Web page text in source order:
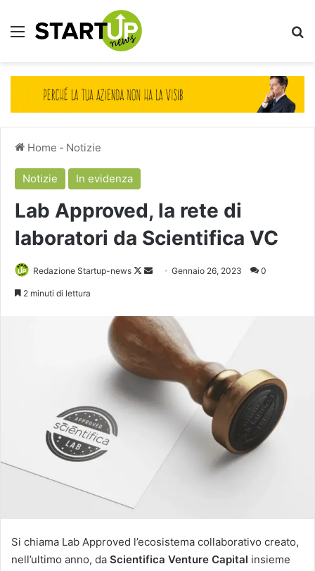
Menu
Home - Notizie
Notizie In evidenza
Lab Approved, la rete di
laboratori da Scientifica VC
Redazione Startup-news
Follow
Invia Gennaio 26, 2023 0
2 minuti di lettura
Si chiama Lab Approved l’ecosistema collaborativo creato,
nell’ultimo anno, da Scientifica Venture Capital insieme